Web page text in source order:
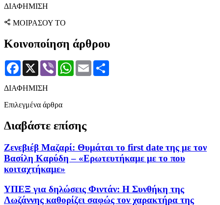
ΔΙΑΦΗΜΙΣΗ
ΜΟΙΡΑΣΟΥ ΤΟ
Κοινοποίηση άρθρου
Facebook
X Viber WhatsApp
Email
ΔΙΑΦΗΜΙΣΗ
Επιλεγμένα άρθρα
Διαβάστε επίσης
Ζενεβιέβ Μαζαρί: Θυμάται το first date της με τον
Βασίλη Καρύδη – «Ερωτευτήκαμε με το που
κοιταχτήκαμε»
ΥΠΕΞ για δηλώσεις Φιντάν: Η Συνθήκη της
Λωζάννης καθορίζει σαφώς τον χαρακτήρα της